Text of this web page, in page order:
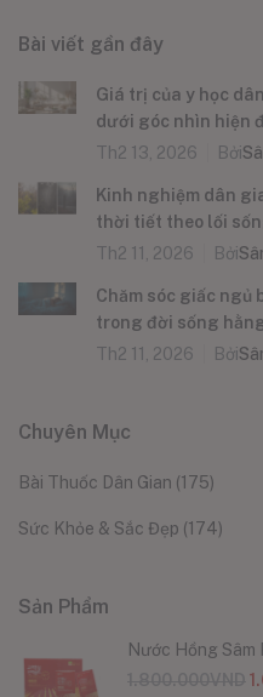
Bài viết gần đây
Giá trị của y học
dưới góc nhìn hiện
Th2 13, 2026
Bởi
Kinh nghiệm dân
thời tiết theo lối
Th2 11, 2026
Bởi
Chăm sóc giấc
trong đời sống
Th2 11, 2026
Bởi
Chuyên Mục
Bài Thuốc Dân Gian (175)
Sức Khỏe & Sắc Đẹp (174)
Sản Phẩm
Nước Hồng Sâm